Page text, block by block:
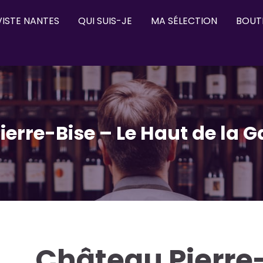
NANTES QUI SUIS-JE MA SÉLECTION
Bise – Le Haut de la